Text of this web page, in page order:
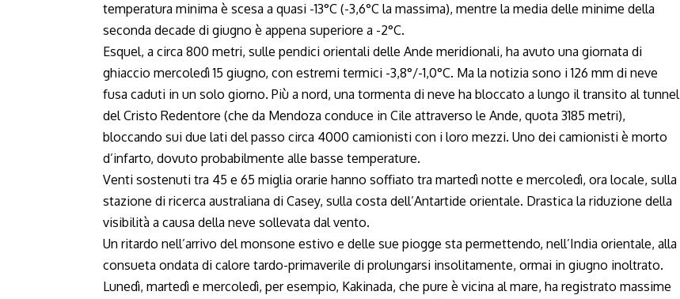
temperatura minima è scesa a quasi -13°C (-3,6°C la massima), mentre la media delle minime della
seconda decade di giugno è appena superiore a -2°C.
Esquel, a circa 800 metri, sulle pendici orientali delle Ande meridionali, ha avuto una giornata di
ghiaccio mercoledì 15 giugno, con estremi termici -3,8°/-1,0°C. Ma la notizia sono i 126 mm di neve
fusa caduti in un solo giorno. Più a nord, una tormenta di neve ha bloccato a lungo il transito al tunnel
del Cristo Redentore (che da Mendoza conduce in Cile attraverso le Ande, quota 3185 metri),
bloccando sui due lati del passo circa 4000 camionisti con i loro mezzi. Uno dei camionisti è morto
d’infarto, dovuto probabilmente alle basse temperature.
Venti sostenuti tra 45 e 65 miglia orarie hanno soffiato tra martedì notte e mercoledì, ora locale, sulla
stazione di ricerca australiana di Casey, sulla costa dell’Antartide orientale. Drastica la riduzione della
visibilità a causa della neve sollevata dal vento.
Un ritardo nell’arrivo del monsone estivo e delle sue piogge sta permettendo, nell’India orientale, alla
consueta ondata di calore tardo-primaverile di prolungarsi insolitamente, ormai in giugno inoltrato.
Lunedì, martedì e mercoledì, per esempio, Kakinada, che pure è vicina al mare, ha registrato massime